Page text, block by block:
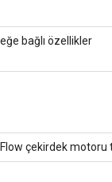
bağlı özellikler
çekirdek motoru